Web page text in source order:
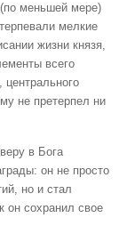
меньшей мере)
мелкие
жизни князя,
всего
центрального
не претерпел ни
в Бога
он не просто
но и стал
он сохранил свое